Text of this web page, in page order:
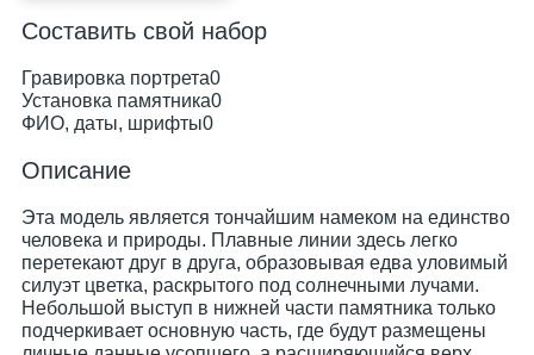
Составить свой набор
Гравировка портрета0
Установка памятника0
ФИО, даты, шрифты0
Описание
Эта модель является тончайшим намеком на единство
человека и природы. Плавные линии здесь легко
перетекают друг в друга, образовывая едва уловимый
силуэт цветка, раскрытого под солнечными лучами.
Небольшой выступ в нижней части памятника только
подчеркивает основную часть, где будут размещены